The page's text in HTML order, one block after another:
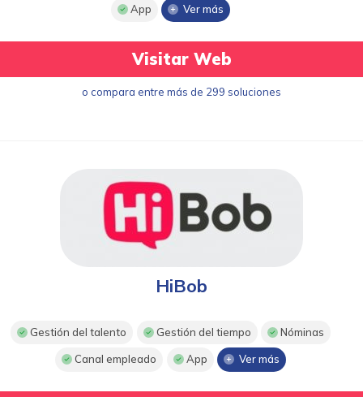
App Ver más
Visitar Web
o compara entre más de 299 soluciones
HiBob
Gestión del talento Gestión del tiempo Nóminas
Canal empleado App Ver más